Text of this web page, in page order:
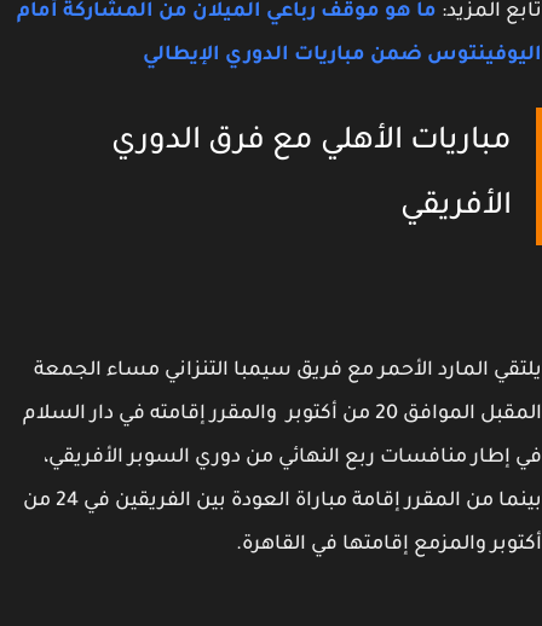
المزيد:ما هو موقف رباعي الميلان من المشاركة أمام
ضمن مباريات الدوري الإيطالي
مباريات الأهلي مع فرق الدوري
الأفريقي
المارد الأحمر مع فريق سيمبا التنزاني مساء الجمعة
المقبل الموافق 20 من أكتوبر والمقرر إقامته في دار السلام
إطار منافسات ربع النهائي من دوري السوبر الأفريقي،
بينما من المقرر إقامة مباراة العودة بين الفريقين في 24 من
والمزمع إقامتها في القاهرة.